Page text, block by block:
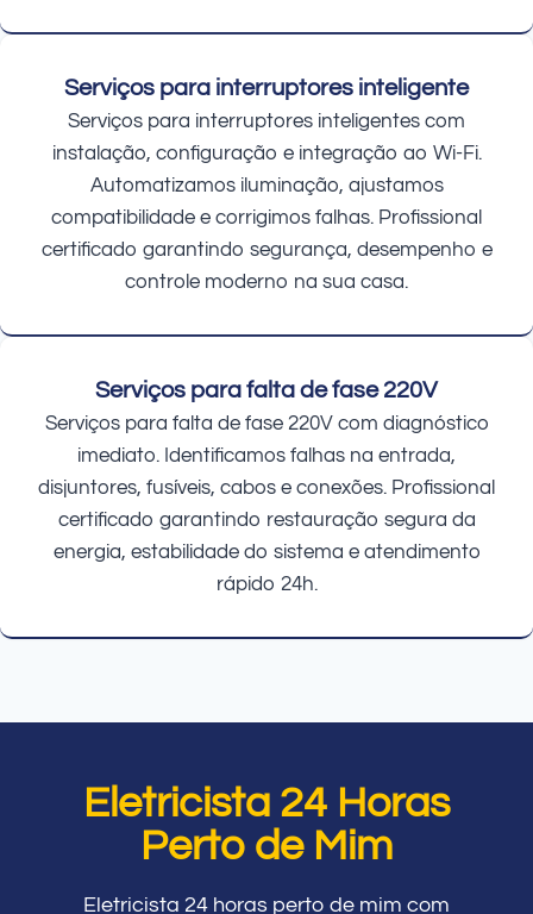
Serviços para interruptores inteligente
Serviços para interruptores inteligentes com
instalação, configuração e integração ao Wi-Fi.
Automatizamos iluminação, ajustamos
compatibilidade e corrigimos falhas. Profissional
certificado garantindo segurança, desempenho e
controle moderno na sua casa.
Serviços para falta de fase 220V
Serviços para falta de fase 220V com diagnóstico
imediato. Identificamos falhas na entrada,
disjuntores, fusíveis, cabos e conexões. Profissional
certificado garantindo restauração segura da
energia, estabilidade do sistema e atendimento
rápido 24h.
Eletricista 24 Horas
Perto de Mim
Eletricista 24 horas perto de mim com